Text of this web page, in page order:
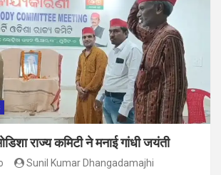
राज्य कमिटी ने मनाई गांधी जयंती
Sunil Kumar Dhangadamajhi